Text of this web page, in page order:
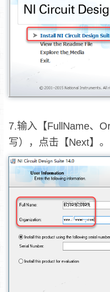
7.输入【FullName、
写），点击【Next】。